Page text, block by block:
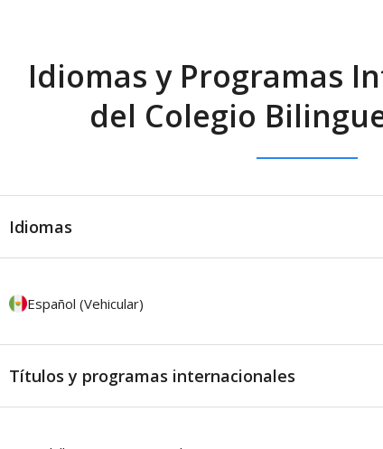
Idiomas y Programas
del Colegio
Idiomas
Español (Vehicular)
Títulos y programas internacionales